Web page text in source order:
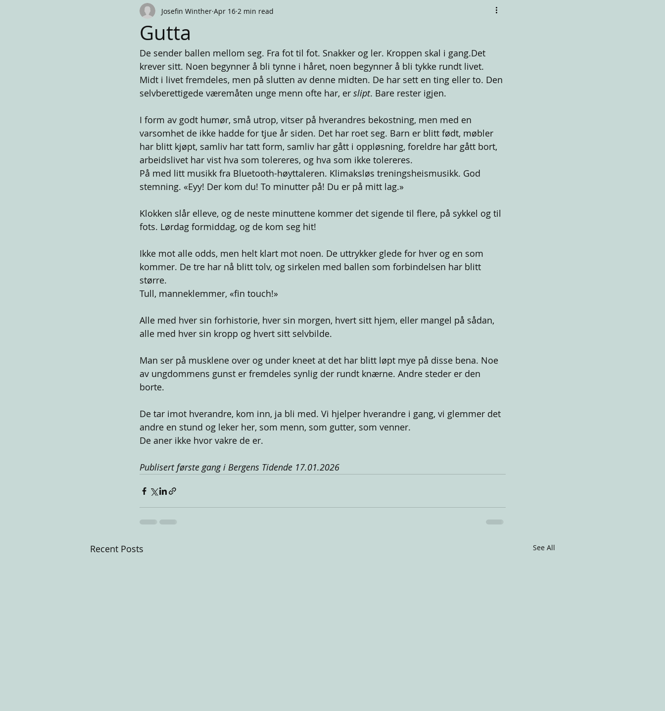
Gutta
Josefin Winther Apr 16 2 min read
De sender ballen mellom seg. Fra fot til fot. Snakker og ler. Kroppen skal i gang.Det
krever sitt. Noen begynner å bli tynne i håret, noen begynner å bli tykke rundt livet.
Midt i livet fremdeles, men på slutten av denne midten. De har sett en ting eller to. Den
selvberettigede væremåten unge menn ofte har, er slipt. Bare rester igjen.
I form av godt humør, små utrop, vitser på hverandres bekostning, men med en
varsomhet de ikke hadde for tjue år siden. Det har roet seg. Barn er blitt født, møbler
har blitt kjøpt, samliv har tatt form, samliv har gått i oppløsning, foreldre har gått bort,
arbeidslivet har vist hva som tolereres, og hva som ikke tolereres.
På med litt musikk fra Bluetooth-høyttaleren. Klimaksløs treningsheismusikk. God
stemning. «Eyy! Der kom du! To minutter på! Du er på mitt lag.»
Klokken slår elleve, og de neste minuttene kommer det sigende til flere, på sykkel og til
fots. Lørdag formiddag, og de kom seg hit!
Ikke mot alle odds, men helt klart mot noen. De uttrykker glede for hver og en som
kommer. De tre har nå blitt tolv, og sirkelen med ballen som forbindelsen har blitt
større.
Tull, manneklemmer, «fin touch!»
Alle med hver sin forhistorie, hver sin morgen, hvert sitt hjem, eller mangel på sådan,
alle med hver sin kropp og hvert sitt selvbilde.
Man ser på musklene over og under kneet at det har blitt løpt mye på disse bena. Noe
av ungdommens gunst er fremdeles synlig der rundt knærne. Andre steder er den
borte.
De tar imot hverandre, kom inn, ja bli med. Vi hjelper hverandre i gang, vi glemmer det
andre en stund og leker her, som menn, som gutter, som venner.
De aner ikke hvor vakre de er.
Publisert første gang i Bergens Tidende 17.01.2026
Recent Posts See All